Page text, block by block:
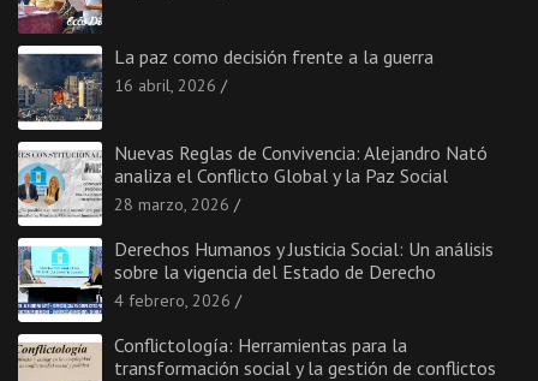
La paz como decisión frente a la guerra
16 abril, 2026
Nuevas Reglas de Convivencia: Alejandro Nató
analiza el Conflicto Global y la Paz Social
28 marzo, 2026
Derechos Humanos y Justicia Social: Un análisis
sobre la vigencia del Estado de Derecho
4 febrero, 2026
Conflictología: Herramientas para la
transformación social y la gestión de conflictos